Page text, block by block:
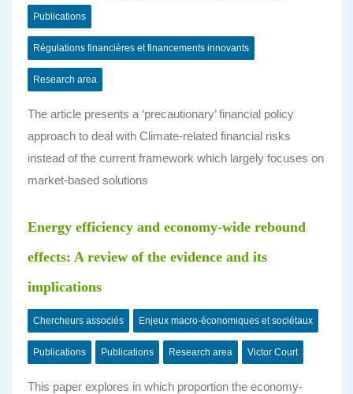
Publications
Régulations financières et financements innovants
Research area
The article presents a ‘precautionary’ financial policy
approach to deal with Climate-related financial risks
instead of the current framework which largely focuses on
market-based solutions
Energy efficiency and economy-wide rebound
effects: A review of the evidence and its
implications
Chercheurs associés Enjeux macro-économiques et sociétaux
Publications Publications Research area Victor Court
This paper explores in which proportion the economy-